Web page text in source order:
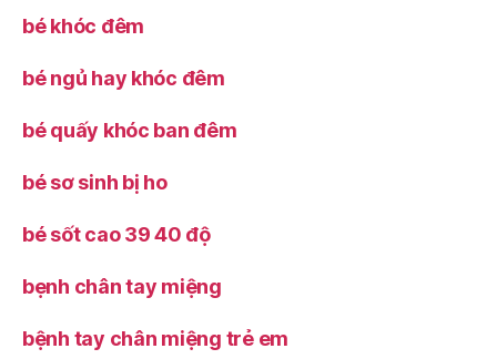
bé khóc đêm
bé ngủ hay khóc đêm
bé quấy khóc ban đêm
bé sơ sinh bị ho
bé sốt cao 39 40 độ
bẹnh chân tay miệng
bệnh tay chân miệng trẻ em